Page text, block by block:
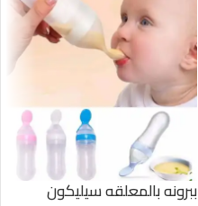
ببرونه بالمعلقه سيليكون